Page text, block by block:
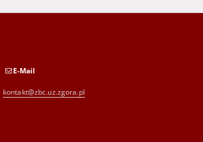
E-Mail
kontakt@zbc.uz.zgora.pl